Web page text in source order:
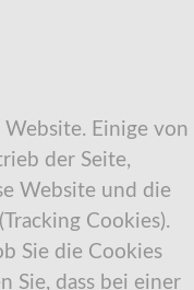
Einige von
der Seite,
Website und die
Cookies).
Sie die Cookies
Sie, dass bei einer